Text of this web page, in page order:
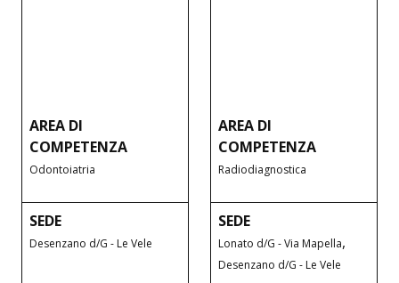
AREA DI
COMPETENZA
Odontoiatria
SEDE
Desenzano d/G - Le Vele
AREA DI
COMPETENZA
Radiodiagnostica
SEDE
Lonato d/G - Via Mapella,
Desenzano d/G - Le Vele